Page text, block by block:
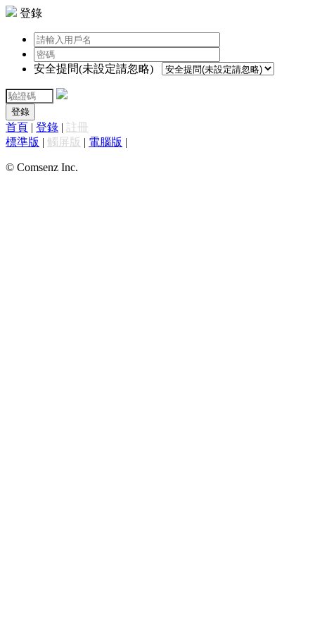
登錄
安全提問(未設定請忽略)
登錄
首頁 | 登錄 | 註冊
標準版 | 觸屏版 | 電腦版 |
© Comsenz Inc.